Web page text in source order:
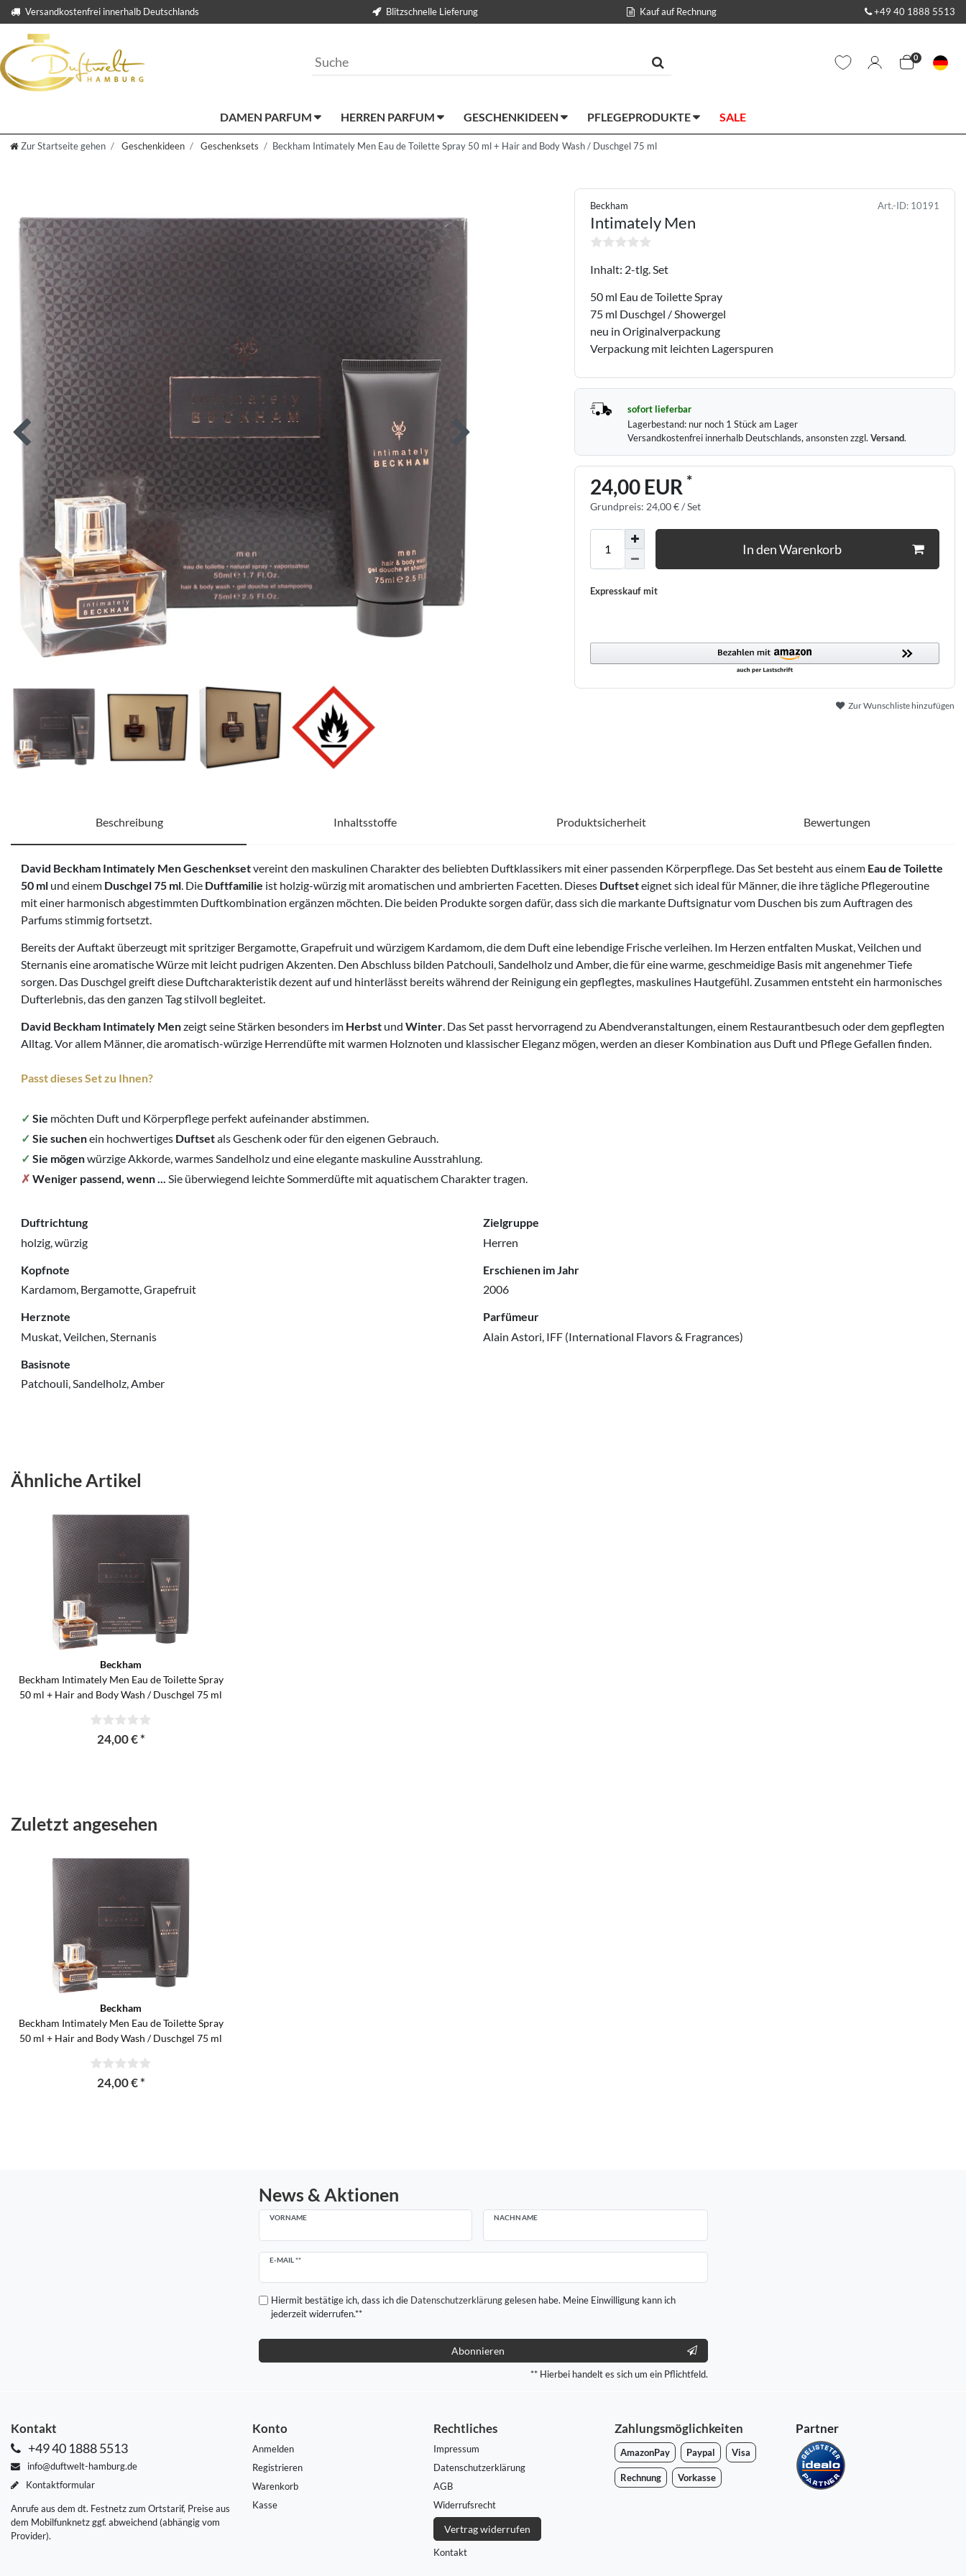
Versandkostenfrei innerhalb Deutschlands Blitzschnelle Lieferung Kauf auf Rechnung +49 40 1888 5513
0
DAMEN PARFUM HERREN PARFUM GESCHENKIDEEN PFLEGEPRODUKTE SALE
Zur Startseite gehen Geschenkideen Geschenksets Beckham Intimately Men Eau de Toilette Spray 50 ml + Hair and Body Wash / Duschgel 75 ml
Beckham Art.-ID: 10191
Intimately Men
Inhalt: 2-tlg. Set
50 ml Eau de Toilette Spray
75 ml Duschgel / Showergel
neu in Originalverpackung
Verpackung mit leichten Lagerspuren
sofort lieferbar
Lagerbestand: nur noch 1 Stück am Lager
Versandkostenfrei innerhalb Deutschlands, ansonsten zzgl. Versand.
24,00 EUR *
Grundpreis: 24,00 € / Set
In den Warenkorb
Expresskauf mit
Zur Wunschliste hinzufügen
Beschreibung Inhaltsstoffe Produktsicherheit Bewertungen
David Beckham Intimately Men Geschenksetvereint den maskulinen Charakter des beliebten Duftklassikers mit einer passenden Körperpflege. Das Set besteht aus einem Eau de Toilette
50 ml und einem Duschgel 75 ml. Die Duftfamilie ist holzig-würzig mit aromatischen und ambrierten Facetten. Dieses Duftseteignet sich ideal für Männer, die ihre tägliche Pflegeroutine
mit einer harmonisch abgestimmten Duftkombination ergänzen möchten. Die beiden Produkte sorgen dafür, dass sich die markante Duftsignatur vom Duschen bis zum Auftragen des
Parfums stimmig fortsetzt.
Bereits der Auftakt überzeugt mit spritziger Bergamotte, Grapefruit und würzigem Kardamom, die dem Duft eine lebendige Frische verleihen. Im Herzen entfalten Muskat, Veilchen und
Sternanis eine aromatische Würze mit leicht pudrigen Akzenten. Den Abschluss bilden Patchouli, Sandelholz und Amber, die für eine warme, geschmeidige Basis mit angenehmer Tiefe
sorgen. Das Duschgel greift diese Duftcharakteristik dezent auf und hinterlässt bereits während der Reinigung ein gepflegtes, maskulines Hautgefühl. Zusammen entsteht ein harmonisches
Dufterlebnis, das den ganzen Tag stilvoll begleitet.
David Beckham Intimately Menzeigt seine Stärken besonders im Herbst und Winter. Das Set passt hervorragend zu Abendveranstaltungen, einem Restaurantbesuch oder dem gepflegten
Alltag. Vor allem Männer, die aromatisch-würzige Herrendüfte mit warmen Holznoten und klassischer Eleganz mögen, werden an dieser Kombination aus Duft und Pflege Gefallen finden.
Passt dieses Set zu Ihnen?
✓ Sie möchten Duft und Körperpflege perfekt aufeinander abstimmen.
✓ Sie suchenein hochwertiges Duftsetals Geschenk oder für den eigenen Gebrauch.
✓ Sie mögenwürzige Akkorde, warmes Sandelholz und eine elegante maskuline Ausstrahlung.
✗ Weniger passend, wenn ... Sie überwiegend leichte Sommerdüfte mit aquatischem Charakter tragen.
Duftrichtung
holzig, würzig
Kopfnote
Kardamom, Bergamotte, Grapefruit
Herznote
Muskat, Veilchen, Sternanis
Basisnote
Patchouli, Sandelholz, Amber
Zielgruppe
Herren
Erschienen im Jahr
2006
Parfümeur
Alain Astori, IFF (International Flavors & Fragrances)
Ähnliche Artikel
Beckham
Beckham Intimately Men Eau de Toilette Spray
50 ml + Hair and Body Wash / Duschgel 75 ml
24,00 € *
Zuletzt angesehen
Beckham
Beckham Intimately Men Eau de Toilette Spray
50 ml + Hair and Body Wash / Duschgel 75 ml
24,00 € *
News & Aktionen
VORNAME NACHNAME
E-MAIL **
Newsletter
Hiermit bestätige ich, dass ich die Daten­schutz­erklärunggelesen habe. Meine Einwilligung kann ich
jederzeit widerrufen.**
Abonnieren
** Hierbei handelt es sich um ein Pflichtfeld.
Kontakt
+49 40 1888 5513
info@duftwelt-hamburg.de
Kontaktformular
Anrufe aus dem dt. Festnetz zum Ortstarif, Preise aus
dem Mobilfunknetz ggf. abweichend (abhängig vom
Provider).
Konto
Anmelden
Registrieren
Warenkorb
Kasse
Rechtliches
Impressum
Daten­schutz­erklärung
AGB
Widerrufs­recht
Vertrag widerrufen
Kontakt
Zahlungsmöglichkeiten
AmazonPay Paypal Visa
Rechnung Vorkasse
Partner